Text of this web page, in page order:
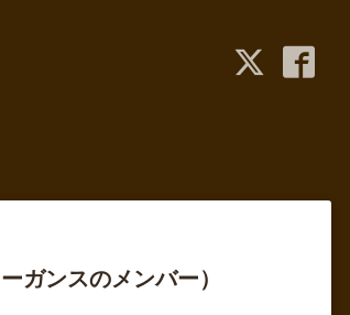
ガンスのメンバー）